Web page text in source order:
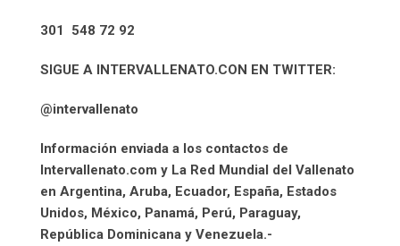
301 548 72 92
SIGUE A INTERVALLENATO.CON EN TWITTER:
@intervallenato
Información enviada a los contactos de
Intervallenato.com y La Red Mundial del Vallenato
en Argentina, Aruba, Ecuador, España, Estados
Unidos, México, Panamá, Perú, Paraguay,
República Dominicana y Venezuela.-